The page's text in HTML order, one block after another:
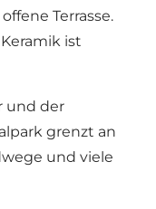
Terrasse.
ist
und der
grenzt an
und viele